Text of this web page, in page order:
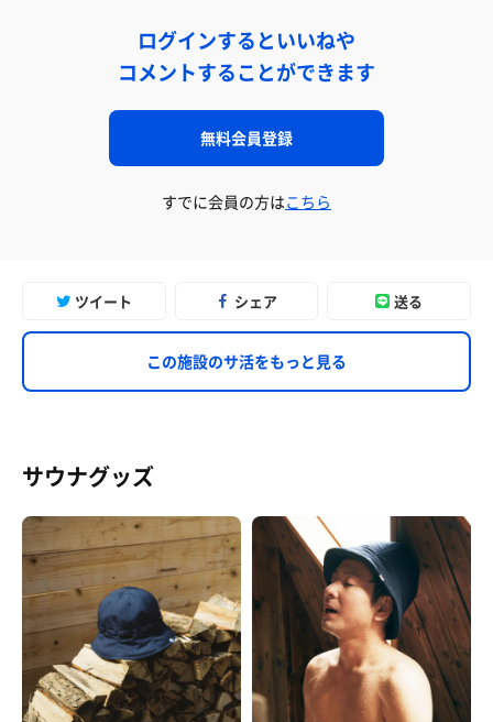
ログインするといいねや
コメントすることができます
無料会員登録
すでに会員の方はこちら
ツイート シェア 送る
この施設のサ活をもっと見る
サウナグッズ